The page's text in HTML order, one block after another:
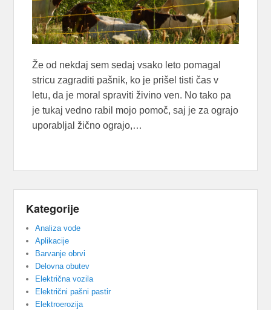
Že od nekdaj sem sedaj vsako leto pomagal
stricu zagraditi pašnik, ko je prišel tisti čas v
letu, da je moral spraviti živino ven. No tako pa
je tukaj vedno rabil mojo pomoč, saj je za ograjo
uporabljal žično ograjo,…
Kategorije
Analiza vode
Aplikacije
Barvanje obrvi
Delovna obutev
Električna vozila
Električni pašni pastir
Elektroerozija